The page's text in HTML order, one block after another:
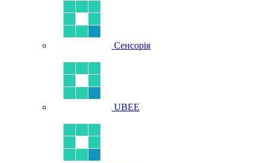
Сенсорія
UBEE